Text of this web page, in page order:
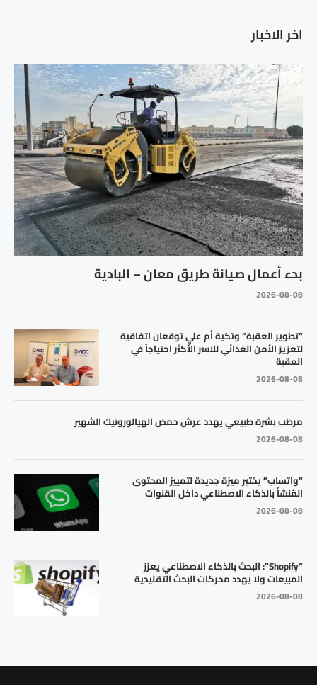
اخر الاخبار
بدء أعمال صيانة طريق معان – البادية
2026-08-08
“تطوير العقبة” وتكية أم علي توقعان اتفاقية
لتعزيز الأمن الغذائي للاسر الأكثر احتياجاً في
العقبة
2026-08-08
مرطب بشرة طبيعي يهدد عرش حمض الهيالورونيك الشهير
2026-08-08
“واتساب” يختبر ميزة جديدة لتمييز المحتوى
المُنشأ بالذكاء الاصطناعي داخل القنوات
2026-08-08
“Shopify”: البحث بالذكاء الاصطناعي يعزز
المبيعات ولا يهدد محركات البحث التقليدية
2026-08-08